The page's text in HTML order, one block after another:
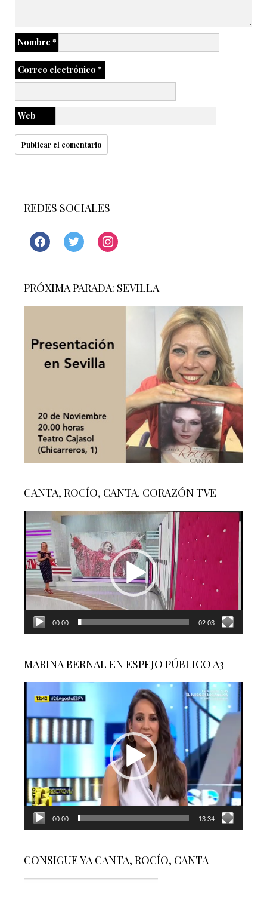
Nombre *
Correo electrónico *
Web
REDES SOCIALES
facebook twitter instagram
PRÓXIMA PARADA: SEVILLA
CANTA, ROCÍO, CANTA. CORAZÓN TVE
Reproductor
de
vídeo
00:00 02:03
MARINA BERNAL EN ESPEJO PÚBLICO A3
00:00 13:34
CONSIGUE YA CANTA, ROCÍO, CANTA